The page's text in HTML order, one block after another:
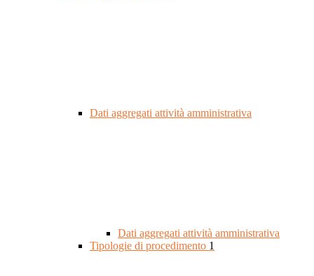
Dati aggregati attività amministrativa
Dati aggregati attività amministrativa
Tipologie di procedimento 1